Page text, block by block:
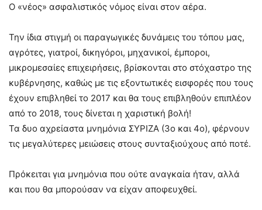
Ο «νέος» ασφαλιστικός νόμος είναι στον αέρα.
Την ίδια στιγμή οι παραγωγικές δυνάμεις του τόπου μας,
αγρότες, γιατροί, δικηγόροι, μηχανικοί, έμποροι,
μικρομεσαίες επιχειρήσεις, βρίσκονται στο στόχαστρο της
κυβέρνησης, καθώς με τις εξοντωτικές εισφορές που τους
έχουν επιβληθεί το 2017 και θα τους επιβληθούν επιπλέον
από το 2018, τους δίνεται η χαριστική βολή!
Τα δυο αχρείαστα μνημόνια ΣΥΡΙΖΑ (3ο και 4ο), φέρνουν
τις μεγαλύτερες μειώσεις στους συνταξιούχους από ποτέ.
Πρόκειται για μνημόνια που ούτε αναγκαία ήταν, αλλά
και που θα μπορούσαν να είχαν αποφευχθεί.